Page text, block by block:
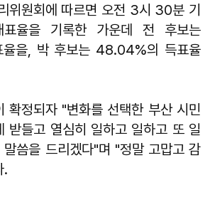
위원회에 따르면 오전 3시 30분 기
율을 기록한 가운데 전 후보는
을, 박 후보는 48.04%의 득표율
확정되자 "변화를 선택한 부산 시민
받들고 열심히 일하고 일하고 또 일
씀을 드리겠다"며 "정말 고맙고 감
.